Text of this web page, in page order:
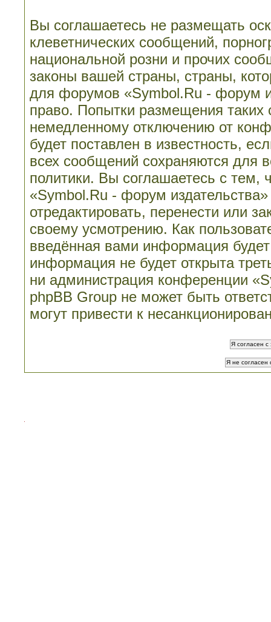
Вы соглашаетесь не размещать
клеветнических сообщений,
национальной розни и прочих
законы вашей страны, страны,
для форумов «Symbol.Ru - форум
право. Попытки размещения
немедленному отключению от
будет поставлен в известность,
всех сообщений сохраняются для
политики. Вы соглашаетесь с
«Symbol.Ru - форум
отредактировать, перенести или
своему усмотрению. Как
введённая вами информация
информация не будет открыта
ни администрация конференции
phpBB Group не может быть
могут привести к